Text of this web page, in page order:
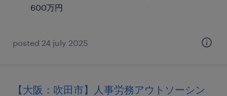
600万円
posted 24 july 2025
【大阪：吹田市】人事労務アウトソーシン